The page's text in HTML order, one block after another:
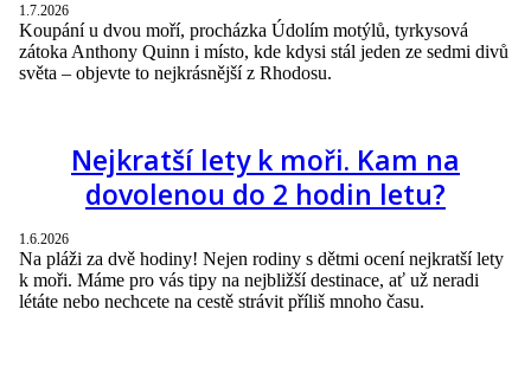
1.7.2026
Koupání u dvou moří, procházka Údolím motýlů, tyrkysová
zátoka Anthony Quinn i místo, kde kdysi stál jeden ze sedmi divů
světa – objevte to nejkrásnější z Rhodosu.
Nejkratší lety k moři. Kam na
dovolenou do 2 hodin letu?
1.6.2026
Na pláži za dvě hodiny! Nejen rodiny s dětmi ocení nejkratší lety
k moři. Máme pro vás tipy na nejbližší destinace, ať už neradi
létáte nebo nechcete na cestě strávit příliš mnoho času.